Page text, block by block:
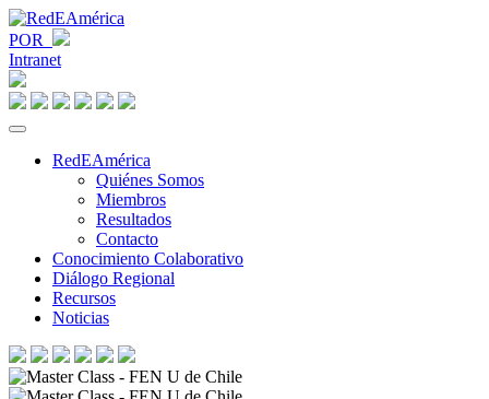
POR
Intranet
RedEAmérica
Quiénes Somos
Miembros
Resultados
Contacto
Conocimiento Colaborativo
Diálogo Regional
Recursos
Noticias